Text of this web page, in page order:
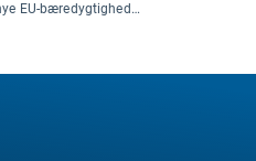
Niveau(er), den nye EU-bæredygtighedsramme for bygninger omfatter aspekter vedrørende modstandsdygtighed over for klimaændringer